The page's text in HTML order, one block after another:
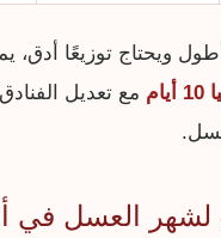
ويحتاج توزيعًا أدق،
مع تعديل
العسل في